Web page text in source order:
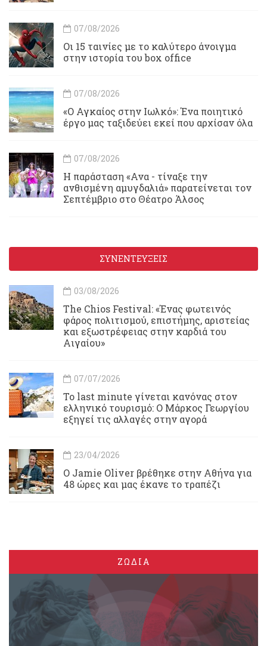
07/08/2026
Οι 15 ταινίες με το καλύτερο άνοιγμα
στην ιστορία του box office
07/08/2026
«Ο Αγκαίος στην Ιωλκό»: Ένα ποιητικό
έργο μας ταξιδεύει εκεί που αρχίσαν όλα
07/08/2026
Η παράσταση «Ανα - τίναξε την
ανθισμένη αμυγδαλιά» παρατείνεται τον
Σεπτέμβριο στο Θέατρο Άλσος
ΣΥΝΕΝΤΕΥΞΕΙΣ
03/08/2026
Τhe Chios Festival: «Ένας φωτεινός
φάρος πολιτισμού, επιστήμης, αριστείας
και εξωστρέφειας στην καρδιά του
Αιγαίου»
07/07/2026
Το last minute γίνεται κανόνας στον
ελληνικό τουρισμό: Ο Μάρκος Γεωργίου
εξηγεί τις αλλαγές στην αγορά
23/04/2026
Ο Jamie Oliver βρέθηκε στην Αθήνα για
48 ώρες και μας έκανε το τραπέζι
ΖΩΔΙΑ